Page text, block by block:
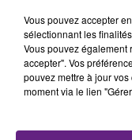
boulevard
Publié : 31 mars
Vous pouvez accepter
sélectionnant les
Vous pouvez également
accepter". Vos
pouvez mettre à jour
moment via le lien